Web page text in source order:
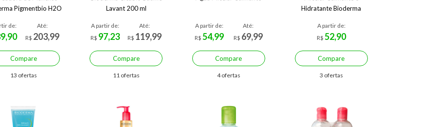
Pigmentbio H2O
de:
Até:
R$ 203,99
Compare
13 ofertas
Lavant 200 ml
A partir de:
R$ 97,23
Até:
R$ 119,99
Compare
11 ofertas
A partir de:
R$54,99
Até:
R$ 69,99
Compare
4 ofertas
Hidratante Bioderma
A partir de:
R$ 52,90
Compare
3 ofertas